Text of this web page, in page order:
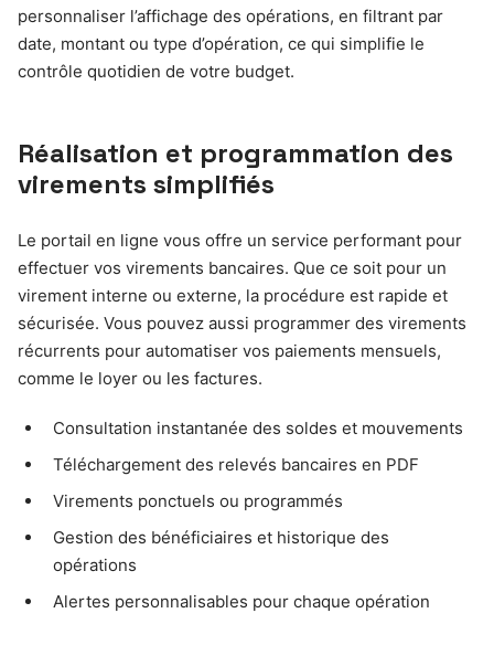
personnaliser l’affichage des opérations, en filtrant par
date, montant ou type d’opération, ce qui simplifie le
contrôle quotidien de votre budget.
Réalisation et programmation des
virements simplifiés
Le portail en ligne vous offre un service performant pour
effectuer vos virements bancaires. Que ce soit pour un
virement interne ou externe, la procédure est rapide et
sécurisée. Vous pouvez aussi programmer des virements
récurrents pour automatiser vos paiements mensuels,
comme le loyer ou les factures.
Consultation instantanée des soldes et mouvements
Téléchargement des relevés bancaires en PDF
Virements ponctuels ou programmés
Gestion des bénéficiaires et historique des
opérations
Alertes personnalisables pour chaque opération